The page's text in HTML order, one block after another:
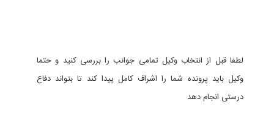
لطفا قبل از انتخاب وکیل تمامی جوانب را بررسی کنید و حتما
وکیل باید پرونده شما را اشراف کامل پیدا کند تا بتواند دفاع
درستی انجام دهد